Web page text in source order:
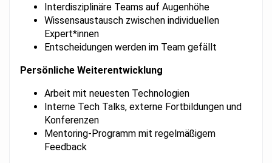
Interdisziplinäre Teams auf Augenhöhe
Wissensaustausch zwischen individuellen
Expert*innen
Entscheidungen werden im Team gefällt
Persönliche Weiterentwicklung
Arbeit mit neuesten Technologien
Interne Tech Talks, externe Fortbildungen und
Konferenzen
Mentoring-Programm mit regelmäßigem
Feedback